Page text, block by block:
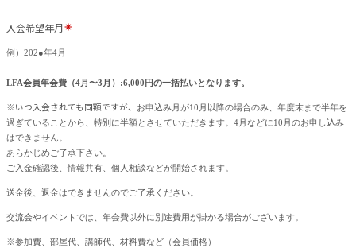
入会希望年月
例）202●年4月
LFA会員年会費（4月〜3月）:6,000円の一括払いとなります。
※いつ入会されても同額ですが、
お申込み月が10月以降の場合のみ、年度末まで半年を
過ぎていることから、特別に半額とさせていただきます。4月などに10月のお申し込み
はできません。
あらかじめご了承下さい。
ご入金確認後、情報共有、個人相談などが開始されます。
送金後、返金はできませんのでご了承ください。
交流会やイベントでは、年会費以外に別途費用が掛かる場合がございます。
※参加費、部屋代、講師代、材料費など（会員価格）